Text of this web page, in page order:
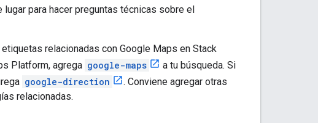
lugar para hacer preguntas técnicas sobre el
relacionadas con Google Maps en Stack
Platform, agrega google-maps
a tu búsqueda. Si
google-direction
. Conviene agregar otras
relacionadas.